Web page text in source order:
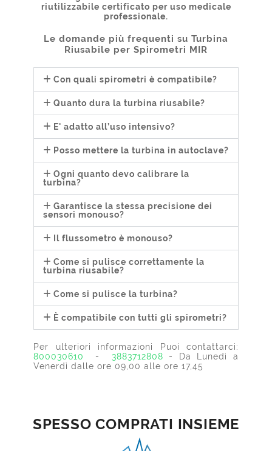
riutilizzabile certificato per uso medicale
professionale.
Le domande più frequenti su Turbina
Riusabile per Spirometri MIR
Con quali spirometri è compatibile?
Quanto dura la turbina riusabile?
E' adatto all’uso intensivo?
Posso mettere la turbina in autoclave?
Ogni quanto devo calibrare la
turbina?
Garantisce la stessa precisione dei
sensori monouso?
Il flussometro è monouso?
Come si pulisce correttamente la
turbina riusabile?
Come si pulisce la turbina?
È compatibile con tutti gli spirometri?
Per ulteriori informazioni Puoi contattarci:
800030610
- 3883712808 - Da Lunedì a
Venerdì dalle ore 09,00 alle ore 17,45
SPESSO COMPRATI INSIEME